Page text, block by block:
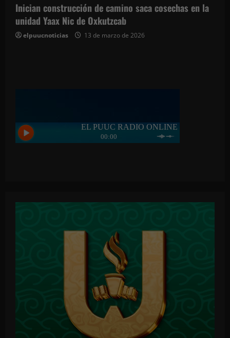
Inician construcción de camino saca cosechas en la
unidad Yaax Nic de Oxkutzcab
elpuucnoticias 13 de marzo de 2026